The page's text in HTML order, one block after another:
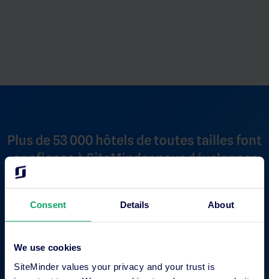
Consent Details About
We use cookies
SiteMinder values your privacy and your trust is
Plus de 53 000 hôtels de toutes tailles font
confiance à SiteMinder pour développer